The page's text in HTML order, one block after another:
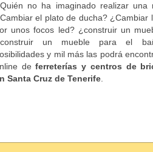
no ha imaginado realizar una
el plato de ducha? ¿Cambiar
unos focos led? ¿construir un
un mueble para el
y mil más las podrá
deferreterías y centros de
Santa Cruz de Tenerife.